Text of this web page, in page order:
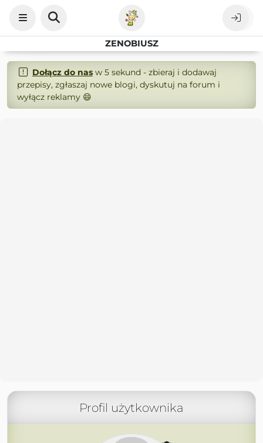
ZENOBIUSZ
Dołącz do nasw 5 sekund - zbieraj i dodawaj
przepisy, zgłaszaj nowe blogi, dyskutuj na forum i
wyłącz reklamy 😄
Profil użytkownika